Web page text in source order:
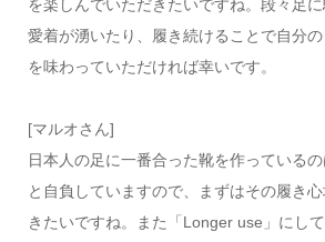
を楽しんでいただきたいですね。段々足に
愛着が湧いたり、履き続けることで自分
を味わっていただければ幸いです。
[マルオさん]
日本人の足に一番合った靴を作っている
と自負していますので、まずはその履き
きたいですね。また「Longer use」にし